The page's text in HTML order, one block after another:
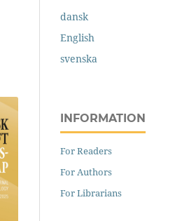
dansk
English
svenska
INFORMATION
For Readers
For Authors
For Librarians